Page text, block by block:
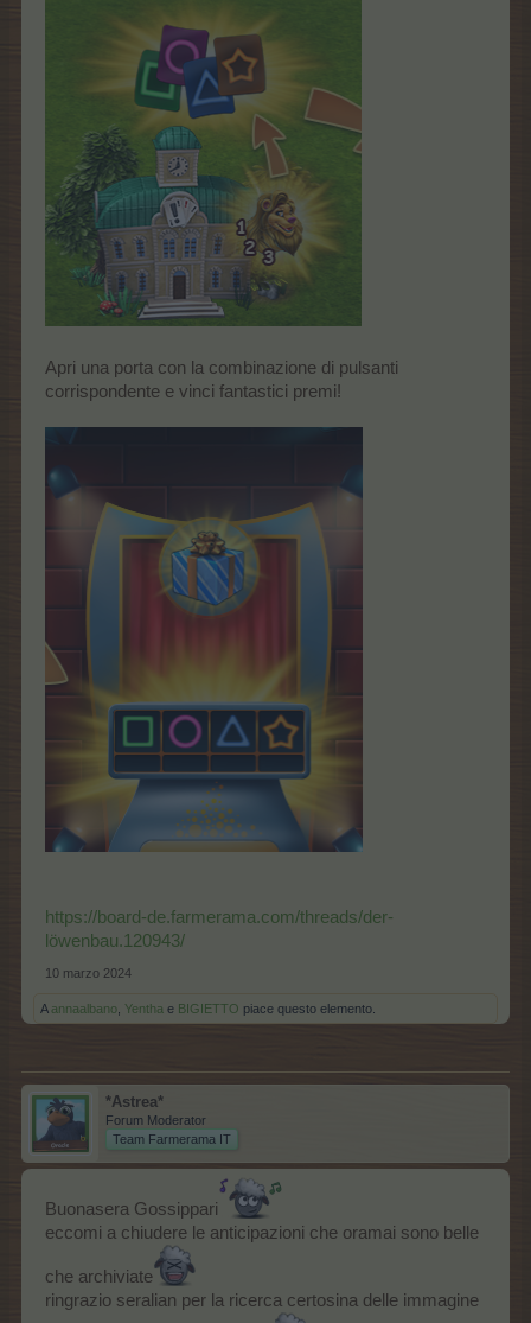
Apri una porta con la combinazione di pulsanti
corrispondente e vinci fantastici premi!
https://board-de.farmerama.com/threads/der-
löwenbau.120943/
10 marzo 2024
A annaalbano Yentha e BIGIETTO piace questo elemento.
*Astrea*
Forum Moderator
Team Farmerama IT
Buonasera Gossippari
eccomi a chiudere le anticipazioni che oramai sono belle
che archiviate
ringrazio seralian per la ricerca certosina delle immagine